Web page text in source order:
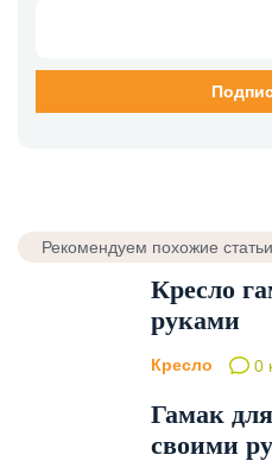
Рекомендуем похожие
Кресло
руками
Кресло 0
Гамак
своими